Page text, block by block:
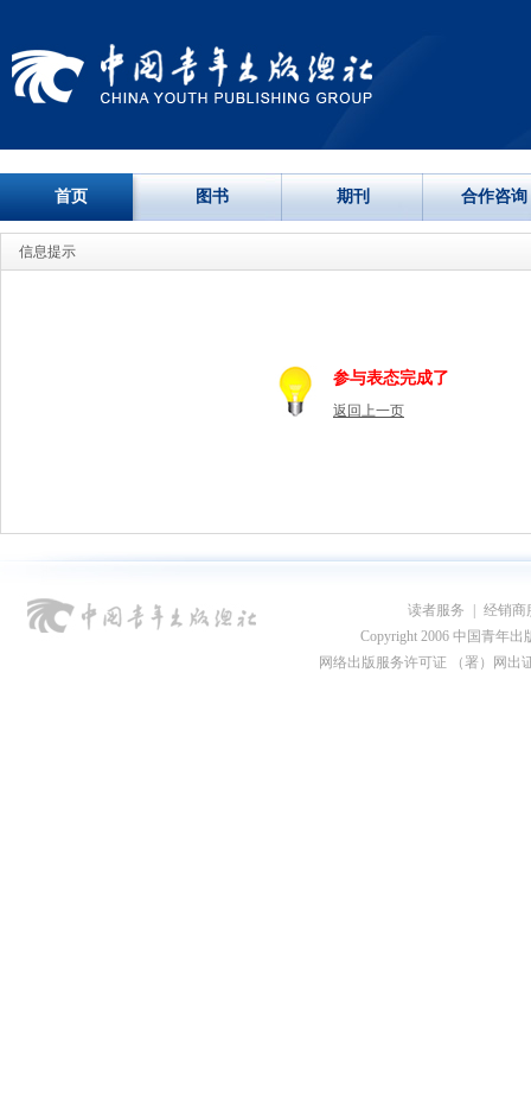
首页 图书 期刊 合作咨询
信息提示
参与表态完成了
返回上一页
读者服务
经销商
Copyright 2006 中国青年出
网络出版服务许可证 （署）网出